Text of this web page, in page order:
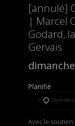
[annulé]
| Marcel
Godard,
Gervais
Planifié
Ouvrir dans
Avec le soutien